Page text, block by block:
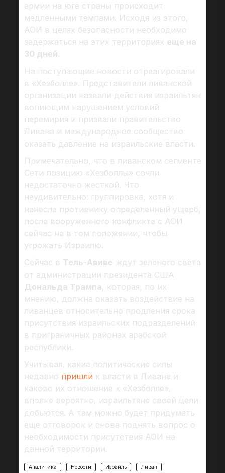
армии на юге страны происходит
медленными темпами. Исходя из этого,
АОИ в целях безопасности необходимо
задержаться на этих территориях еще на
30 дней.
На поступающие новости отреагировали
в «Хезболле». Представители ливанской
организации назвали действия израильтян
вопиющим нарушением условий
перемирия и призвали правительство
Ливана и международное сообщество
оказать давление на израильские власти.
Примечательно, что в ливанском сегменте
Сети позицию «Хезболлы» сочли
недостаточно жесткой. Что
неудивительно: группировка, хотя и
нанесла противнику определенный ущерб,
после вооруженного конфликта с АОИ
сейчас не в том положении, чтобы
угрожать Израилю.
Сейчас в Тель-Авиве ждут зеленого света
от администрации президента США
Дональда Трампа, которая, по их
мнению, должна оказать воздействие на
ливанцев относительно продления срока
присутствия израильских подразделений
в приграничных районах арабской
республики.
Учитывая, какие политические силы
недавно пришли к власти в Ливане и
каково их отношение к «Хезболле»,
вполне вероятно, израильтяне своей цели
добьются. А там можно будет придумать
еще отговорок и снова поднять вопрос о
необходимости присутствия АОИ на
данной территории.
Аналитика Новости Израиль Ливан